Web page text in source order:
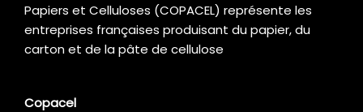
Papiers et Celluloses (COPACEL) représente les
entreprises françaises produisant du papier, du
carton et de la pâte de cellulose
Copacel